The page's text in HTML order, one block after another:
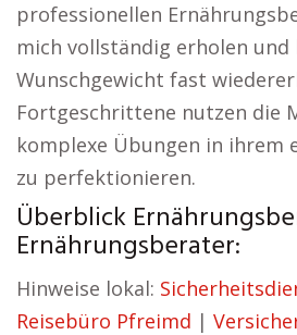
professionellen
mich vollständig erholen und
Wunschgewicht fast
Fortgeschrittene nutzen die
komplexe Übungen in ihrem
zu perfektionieren.
Überblick
Ernährungsberater:
Hinweise lokal:
Reisebüro Pfreimd |